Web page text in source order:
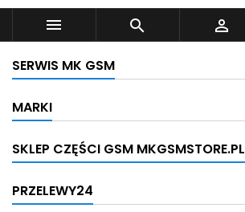
  
SERWIS MK GSM
MARKI
SKLEP CZĘŚCI GSM MKGSMSTORE.PL
PRZELEWY24